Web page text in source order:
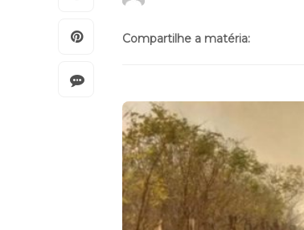
Compartilhe a matéria: